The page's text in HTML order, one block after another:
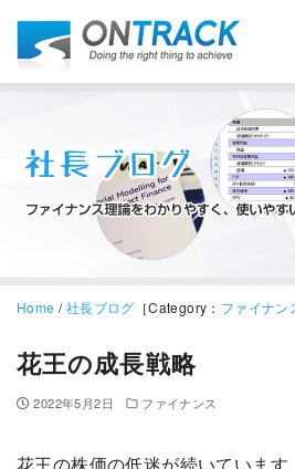
Home /社長ブログ ［Category： ファイナン
花王の成長戦略
2022年5月2日 ファイナンス